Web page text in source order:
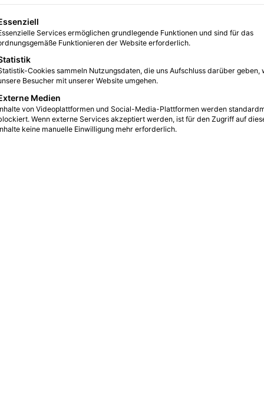
Funktionsunterwäsche: das neue
Must-Have für Sportler
Was ist Funktionsunterwäsche und warum ist sie
wichtig für den Sport? Funktionsunterwäsche ist
eine Art Unterwäsche, die entwickelt wurde, um…
Weiterlesen &raquo;
eine Liste der Service-Gruppen, für die eine Einwilligung erteilt
Services ermöglichen grundlegende Funktionen und sind für das
Funktionieren der Website erforderlich.
Cookies sammeln Nutzungsdaten, die uns Aufschluss darüber geben,
Besucher mit unserer Website umgehen.
Medien
von Videoplattformen und Social-Media-Plattformen werden
Wenn externe Services akzeptiert werden, ist für den Zugriff auf
keine manuelle Einwilligung mehr erforderlich.